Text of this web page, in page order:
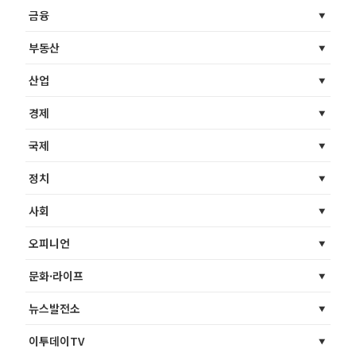
금융
부동산
산업
경제
국제
정치
사회
오피니언
문화·라이프
뉴스발전소
이투데이TV